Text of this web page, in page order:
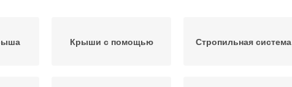
Крыши с помощью Стропильная система